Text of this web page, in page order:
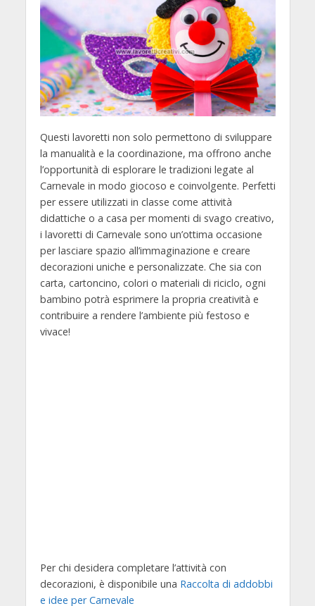
Questi lavoretti non solo permettono di sviluppare
la manualità e la coordinazione, ma offrono anche
l’opportunità di esplorare le tradizioni legate al
Carnevale in modo giocoso e coinvolgente. Perfetti
per essere utilizzati in classe come attività
didattiche o a casa per momenti di svago creativo,
i lavoretti di Carnevale sono un’ottima occasione
per lasciare spazio all’immaginazione e creare
decorazioni uniche e personalizzate. Che sia con
carta, cartoncino, colori o materiali di riciclo, ogni
bambino potrà esprimere la propria creatività e
contribuire a rendere l’ambiente più festoso e
vivace!
Per chi desidera completare l’attività con
decorazioni, è disponibile una Raccolta di addobbi
e idee per Carnevale